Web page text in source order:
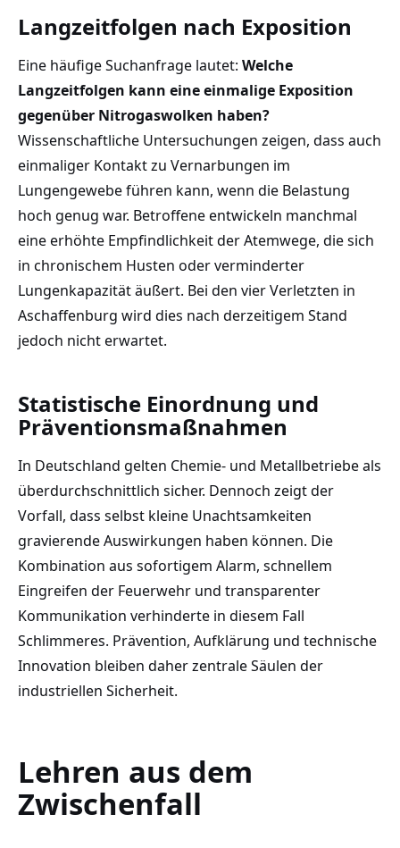
Langzeitfolgen nach Exposition
Eine häufige Suchanfrage lautet: Welche
Langzeitfolgen kann eine einmalige Exposition
gegenüber Nitrogaswolken haben?
Wissenschaftliche Untersuchungen zeigen, dass auch
einmaliger Kontakt zu Vernarbungen im
Lungengewebe führen kann, wenn die Belastung
hoch genug war. Betroffene entwickeln manchmal
eine erhöhte Empfindlichkeit der Atemwege, die sich
in chronischem Husten oder verminderter
Lungenkapazität äußert. Bei den vier Verletzten in
Aschaffenburg wird dies nach derzeitigem Stand
jedoch nicht erwartet.
Statistische Einordnung und
Präventionsmaßnahmen
In Deutschland gelten Chemie- und Metallbetriebe als
überdurchschnittlich sicher. Dennoch zeigt der
Vorfall, dass selbst kleine Unachtsamkeiten
gravierende Auswirkungen haben können. Die
Kombination aus sofortigem Alarm, schnellem
Eingreifen der Feuerwehr und transparenter
Kommunikation verhinderte in diesem Fall
Schlimmeres. Prävention, Aufklärung und technische
Innovation bleiben daher zentrale Säulen der
industriellen Sicherheit.
Lehren aus dem
Zwischenfall